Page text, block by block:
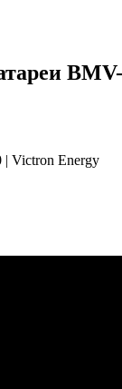
Victron Energy